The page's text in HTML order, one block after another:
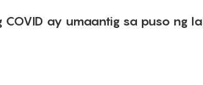
ay umaantig sa puso ng